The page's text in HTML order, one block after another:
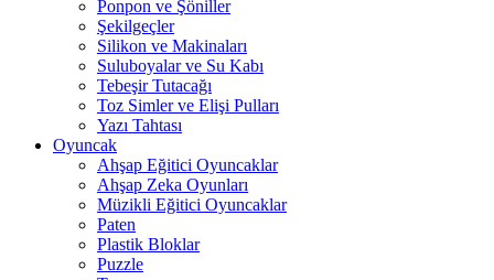
Ponpon ve Şöniller
Şekilgeçler
Silikon ve Makinaları
Suluboyalar ve Su Kabı
Tebeşir Tutacağı
Toz Simler ve Elişi Pulları
Yazı Tahtası
Oyuncak
Ahşap Eğitici Oyuncaklar
Ahşap Zeka Oyunları
Müzikli Eğitici Oyuncaklar
Paten
Plastik Bloklar
Puzzle